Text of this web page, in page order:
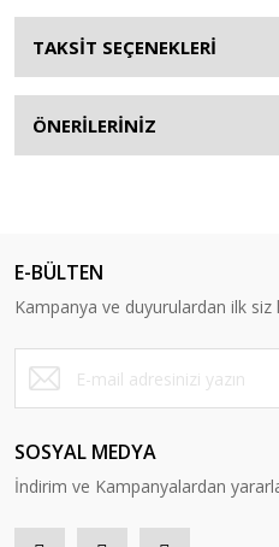
TAKSİT SEÇENEKLERİ
ÖNERİLERİNİZ
E-BÜLTEN
Kampanya ve duyurulardan ilk siz
SOSYAL MEDYA
İndirim ve Kampanyalardan